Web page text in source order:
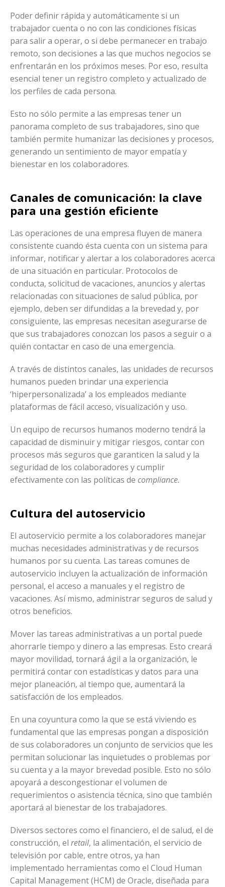
Poder definir rápida y automáticamente si un
trabajador cuenta o no con las condiciones físicas
para salir a operar, o si debe permanecer en trabajo
remoto, son decisiones a las que muchos negocios se
enfrentarán en los próximos meses. Por eso, resulta
esencial tener un registro completo y actualizado de
los perfiles de cada persona.
Esto no sólo permite a las empresas tener un
panorama completo de sus trabajadores, sino que
también permite humanizar las decisiones y procesos,
generando un sentimiento de mayor empatía y
bienestar en los colaboradores.
Canales de comunicación: la clave
para una gestión eficiente
Las operaciones de una empresa fluyen de manera
consistente cuando ésta cuenta con un sistema para
informar, notificar y alertar a los colaboradores acerca
de una situación en particular. Protocolos de
conducta, solicitud de vacaciones, anuncios y alertas
relacionadas con situaciones de salud pública, por
ejemplo, deben ser difundidas a la brevedad y, por
consiguiente, las empresas necesitan asegurarse de
que sus trabajadores conozcan los pasos a seguir o a
quién contactar en caso de una emergencia.
A través de distintos canales, las unidades de recursos
humanos pueden brindar una experiencia
‘hiperpersonalizada’ a los empleados mediante
plataformas de fácil acceso, visualización y uso.
Un equipo de recursos humanos moderno tendrá la
capacidad de disminuir y mitigar riesgos, contar con
procesos más seguros que garanticen la salud y la
seguridad de los colaboradores y cumplir
efectivamente con las políticas de compliance.
Cultura del autoservicio
El autoservicio permite a los colaboradores manejar
muchas necesidades administrativas y de recursos
humanos por su cuenta. Las tareas comunes de
autoservicio incluyen la actualización de información
personal, el acceso a manuales y el registro de
vacaciones. Así mismo, administrar seguros de salud y
otros beneficios.
Mover las tareas administrativas a un portal puede
ahorrarle tiempo y dinero a las empresas. Esto creará
mayor movilidad, tornará ágil a la organización, le
permitirá contar con estadísticas y datos para una
mejor planeación, al tiempo que, aumentará la
satisfacción de los empleados.
En una coyuntura como la que se está viviendo es
fundamental que las empresas pongan a disposición
de sus colaboradores un conjunto de servicios que les
permitan solucionar las inquietudes o problemas por
su cuenta y a la mayor brevedad posible. Esto no sólo
apoyará a descongestionar el volumen de
requerimientos o asistencia técnica, sino que también
aportará al bienestar de los trabajadores.
Diversos sectores como el financiero, el de salud, el de
construcción, el retail, la alimentación, el servicio de
televisión por cable, entre otros, ya han
implementado herramientas como el Cloud Human
Capital Management (HCM) de Oracle, diseñada para